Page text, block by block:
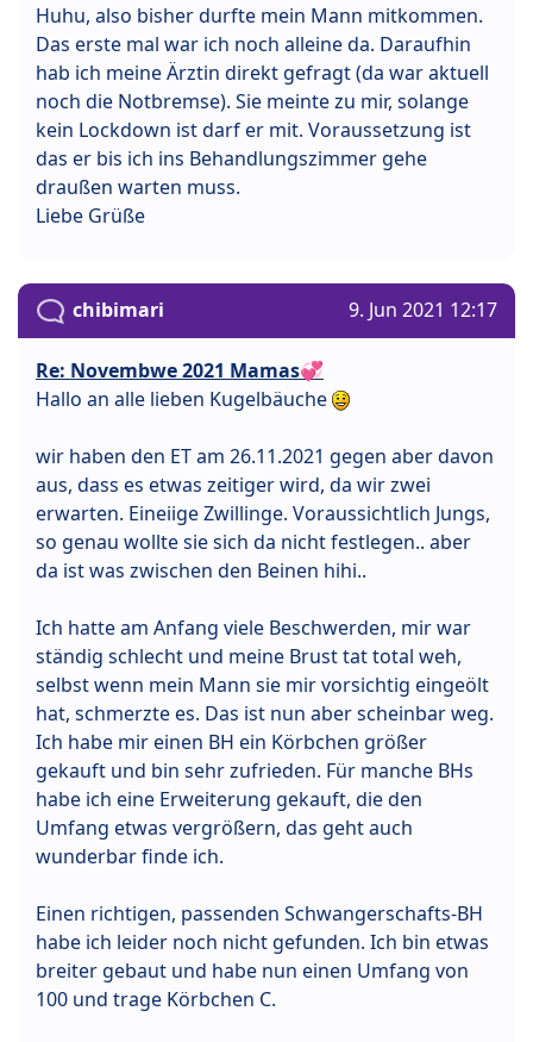
Huhu, also bisher durfte mein Mann mitkommen.
Das erste mal war ich noch alleine da. Daraufhin
hab ich meine Ärztin direkt gefragt (da war aktuell
noch die Notbremse). Sie meinte zu mir, solange
kein Lockdown ist darf er mit. Voraussetzung ist
das er bis ich ins Behandlungszimmer gehe
draußen warten muss.
Liebe Grüße
chibimari 9. Jun 2021 12:17
Re: Novembwe 2021 Mamas💞
Hallo an alle lieben Kugelbäuche
wir haben den ET am 26.11.2021 gegen aber davon
aus, dass es etwas zeitiger wird, da wir zwei
erwarten. Eineiige Zwillinge. Voraussichtlich Jungs,
so genau wollte sie sich da nicht festlegen.. aber
da ist was zwischen den Beinen hihi..
Ich hatte am Anfang viele Beschwerden, mir war
ständig schlecht und meine Brust tat total weh,
selbst wenn mein Mann sie mir vorsichtig eingeölt
hat, schmerzte es. Das ist nun aber scheinbar weg.
Ich habe mir einen BH ein Körbchen größer
gekauft und bin sehr zufrieden. Für manche BHs
habe ich eine Erweiterung gekauft, die den
Umfang etwas vergrößern, das geht auch
wunderbar finde ich.
Einen richtigen, passenden Schwangerschafts-BH
habe ich leider noch nicht gefunden. Ich bin etwas
breiter gebaut und habe nun einen Umfang von
100 und trage Körbchen C.